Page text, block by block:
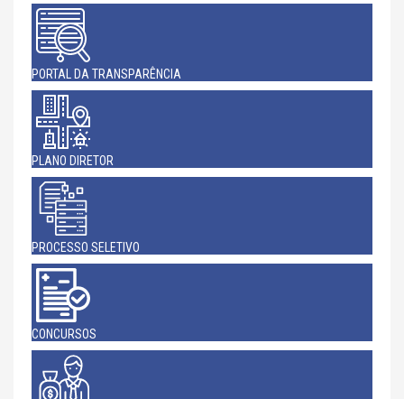
PORTAL DA TRANSPARÊNCIA
PLANO DIRETOR
PROCESSO SELETIVO
CONCURSOS